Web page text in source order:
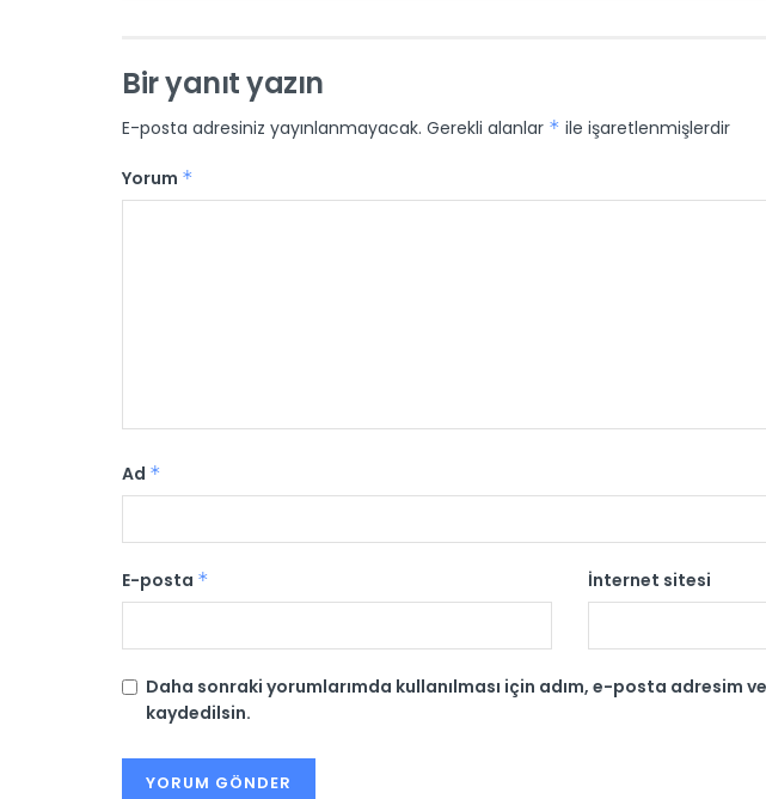
Bir yanıt yazın
E-posta adresiniz yayınlanmayacak. Gerekli alanlar * ile işaretlenmişlerdir
Yorum *
Ad *
E-posta * İnternet sitesi
Daha sonraki yorumlarımda kullanılması için adım, e-posta adresim
kaydedilsin.